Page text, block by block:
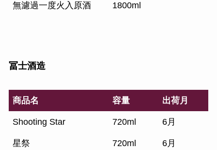
無濾過一度火入原酒
1800ml
冨士酒造
商品名 容量 出荷月
Shooting Star 720ml 6月
星祭 720ml 6月